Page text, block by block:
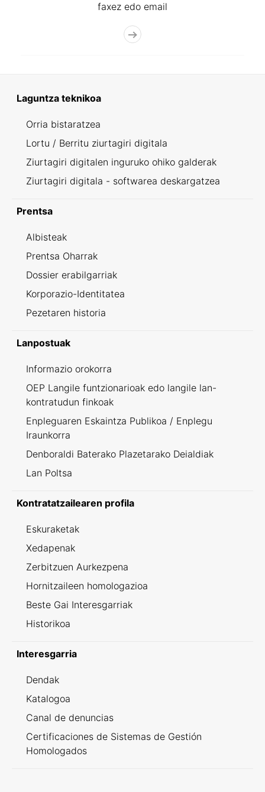
faxez edo email
Laguntza teknikoa
Orria bistaratzea
Lortu / Berritu ziurtagiri digitala
Ziurtagiri digitalen inguruko ohiko galderak
Ziurtagiri digitala - softwarea deskargatzea
Prentsa
Albisteak
Prentsa Oharrak
Dossier erabilgarriak
Korporazio-Identitatea
Pezetaren historia
Lanpostuak
Informazio orokorra
OEP Langile funtzionarioak edo langile lan-
kontratudun finkoak
Enpleguaren Eskaintza Publikoa / Enplegu
Iraunkorra
Denboraldi Baterako Plazetarako Deialdiak
Lan Poltsa
Kontratatzailearen profila
Eskuraketak
Xedapenak
Zerbitzuen Aurkezpena
Hornitzaileen homologazioa
Beste Gai Interesgarriak
Historikoa
Interesgarria
Dendak
Katalogoa
Canal de denuncias
Certificaciones de Sistemas de Gestión
Homologados